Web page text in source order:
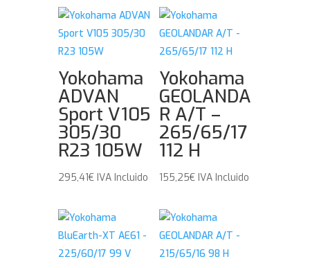
Yokohama
ADVAN
Sport V105
305/30
R23 105W
295,41€ IVA Incluido
Yokohama
GEOLANDA
R A/T –
265/65/17
112 H
155,25€ IVA Incluido